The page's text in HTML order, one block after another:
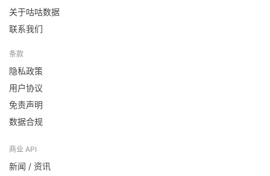
关于咕咕数据
联系我们
条款
隐私政策
用户协议
免责声明
数据合规
商业 API
新闻 / 资讯